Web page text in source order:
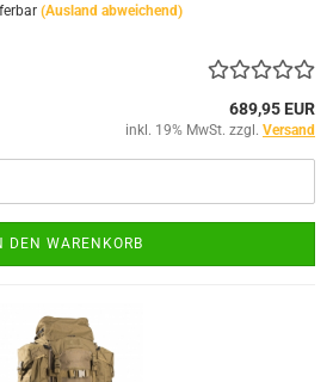
(Ausland abweichend)
689,95 EUR
inkl. 19% MwSt. zzgl. Versand
DEN WARENKORB